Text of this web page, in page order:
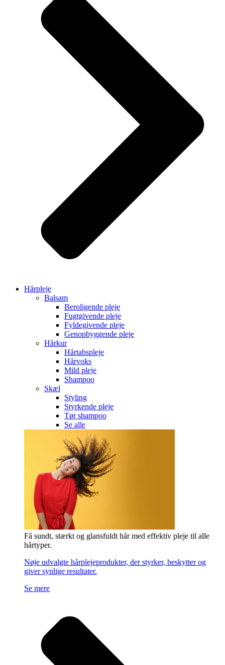
Hårpleje
Balsam
Beroligende pleje
Fugtgivende pleje
Fyldegivende pleje
Genopbyggende pleje
Hårkur
Hårtabspleje
Hårvoks
Mild pleje
Shampoo
Skæl
Styling
Styrkende pleje
Tør shampoo
Se alle
Få sundt, stærkt og glansfuldt hår med effektiv pleje til alle
hårtyper.
Nøje udvalgte hårplejeprodukter, der styrker, beskytter og
giver synlige resultater.
Se mere